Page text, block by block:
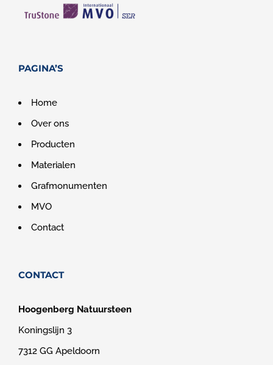
PAGINA’S
Home
Over ons
Producten
Materialen
Grafmonumenten
MVO
Contact
CONTACT
Hoogenberg Natuursteen
Koningslijn 3
7312 GG Apeldoorn